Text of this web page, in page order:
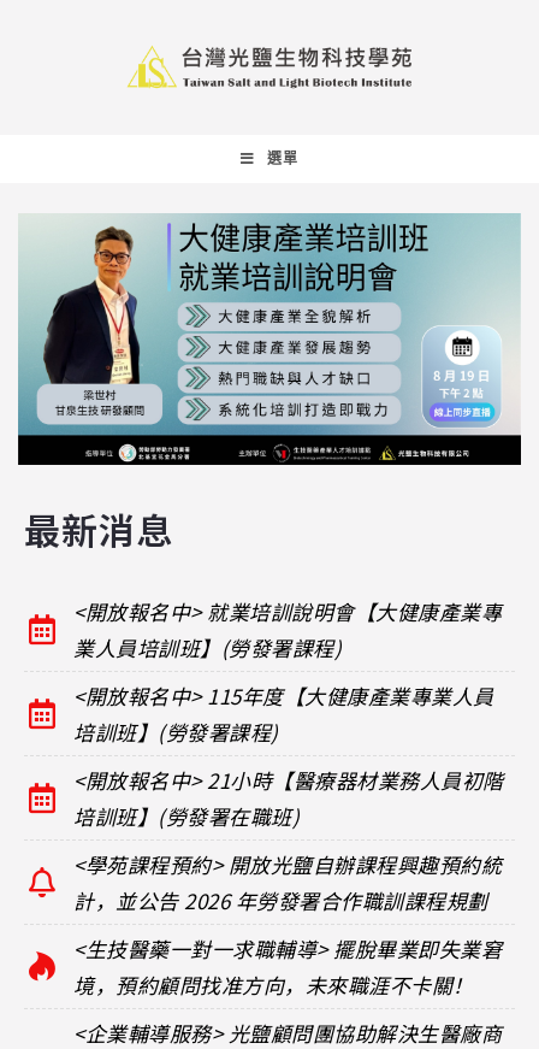
選單
最新消息
<開放報名中> 就業培訓說明會【大健康產業專
業人員培訓班】(勞發署課程)
<開放報名中> 115年度【大健康產業專業人員
培訓班】(勞發署課程)
<開放報名中> 21小時【醫療器材業務人員初階
培訓班】(勞發署在職班)
<學苑課程預約> 開放光鹽自辦課程興趣預約統
計，並公告 2026 年勞發署合作職訓課程規劃
<生技醫藥一對一求職輔導> 擺脫畢業即失業窘
境，預約顧問找准方向，未來職涯不卡關！
<企業輔導服務> 光鹽顧問團協助解決生醫廠商